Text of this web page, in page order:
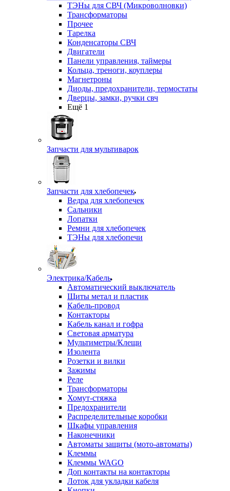
ТЭНы для СВЧ (Микроволновки)
Трансформаторы
Прочее
Тарелка
Конденсаторы СВЧ
Двигатели
Панели управления, таймеры
Кольца, треноги, коуплеры
Магнетроны
Диоды, предохранители, термостаты
Дверцы, замки, ручки свч
Ещё 1
Запчасти для мультиварок
Запчасти для хлебопечек
Ведра для хлебопечек
Сальники
Лопатки
Ремни для хлебопечек
ТЭНы для хлебопечи
Электрика/Кабель
Автоматический выключатель
Щиты метал и пластик
Кабель-провод
Контакторы
Кабель канал и гофра
Световая арматура
Мультиметры/Клещи
Изолента
Розетки и вилки
Зажимы
Реле
Трансформаторы
Хомут-стяжка
Предохранители
Распределительные коробки
Шкафы управления
Наконечники
Автоматы защиты (мото-автоматы)
Клеммы
Клеммы WAGO
Доп контакты на контакторы
Лоток для укладки кабеля